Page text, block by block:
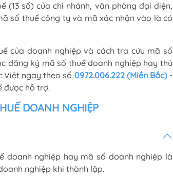
(13 số) của chi nhánh, văn phòng đại diện,
số thuế công ty và mã xác nhận vào là có
của doanh nghiệp và cách tra cứu mã số
đăng ký mã số thuế doanh nghiệp hay thủ
Việt ngay theo số 0972.006.222 (Miền Bắc) -
được hỗ trợ.
DOANH NGHIỆP
doanh nghiệp hay mã số doanh nghiệp là
nghiệp khi thành lập.